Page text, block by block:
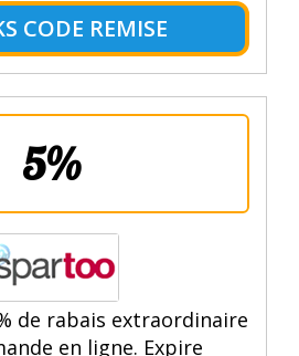
CODE REMISE
5%
de rabais extraordinaire
en ligne. Expire